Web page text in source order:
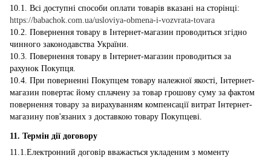
10.1. Всі доступні способи оплати товарів вказані на сторінці:
https://babachok.com.ua/usloviya-obmena-i-vozvrata-tovara
10.2. Повернення товару в Інтернет-магазин проводиться згідно
чинного законодавства України.
10.3. Повернення товару в Інтернет-магазин проводиться за
рахунок Покупця.
10.4. При поверненні Покупцем товару належної якості, Інтернет-
магазин повертає йому сплачену за товар грошову суму за фактом
повернення товару за вирахуванням компенсації витрат Інтернет-
магазину пов'язаних з доставкою товару Покупцеві.
11. Термін дії договору
11.1.Електронний договір вважається укладеним з моменту